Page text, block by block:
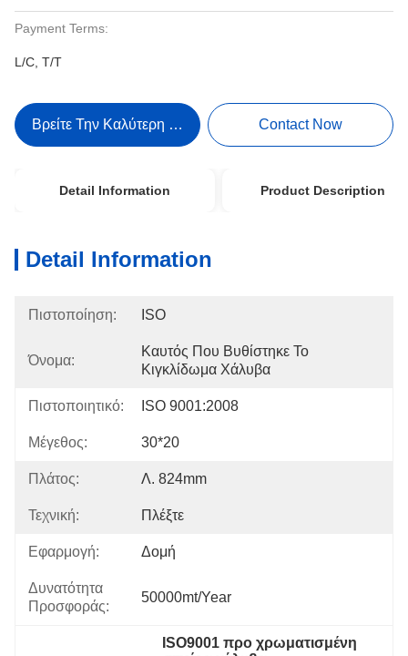
Payment Terms:
L/C, T/T
Βρείτε Την Καλύτερη Τιμή Contact Now
Detail Information Product Description
Detail Information
Πιστοποίηση: ISO
Όνομα:
Καυτός Που Βυθίστηκε Το
Κιγκλίδωμα Χάλυβα
Πιστοποιητικό: ISO 9001:2008
Μέγεθος: 30*20
Πλάτος: Λ. 824mm
Τεχνική: Πλέξτε
Εφαρμογή: Δομή
Δυνατότητα
Προσφοράς:
50000mt/Year
ISO9001 προ χρωματισμένη